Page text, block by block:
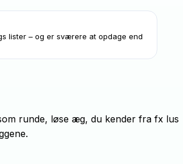
lister – og er sværere at opdage end
runde, løse æg, du kender fra fx lus